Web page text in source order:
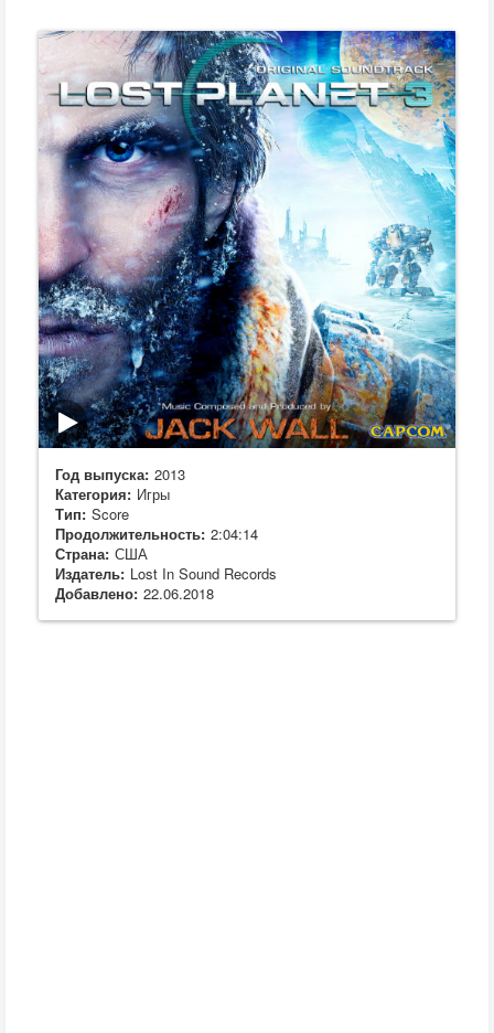
Год выпуска: 2013
Категория: Игры
Тип: Score
Продолжительность: 2:04:14
Страна: США
Издатель: Lost In Sound Records
Добавлено: 22.06.2018